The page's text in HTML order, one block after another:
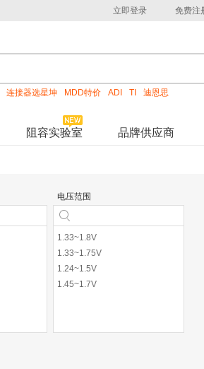
立即登录 免费注
连接器选星坤 MDD特价 ADI TI 迪恩思
阻容实验室 品牌供应商
电压范围
1.33~1.8V
1.33~1.75V
1.24~1.5V
1.45~1.7V